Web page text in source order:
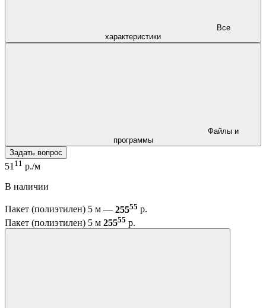
характеристики
программы
Задать вопрос
51 11 р./м
В наличии
Пакет (полиэтилен) 5 м — 25555 р.
Пакет (полиэтилен) 5 м 25555 р.